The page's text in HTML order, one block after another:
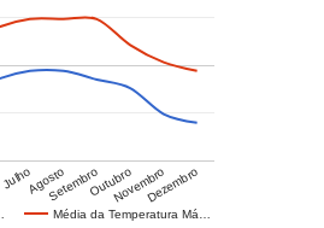
Média da Temperatura Má…
JulhoAgostoSetembroOutubroNovembroDezembro